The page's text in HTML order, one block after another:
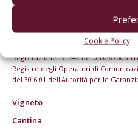
Cookie Policy
© Tecniche Nuove Spa. Tutti i diritti
20157 Milano | Codice fiscale, Partita
imprese di Milano: 00753480151
Registrazione: N. 547 del 05/09/2006
Registro degli Operatori di
del 30.6.01 dell'Autorità per le
Vigneto
Cantina